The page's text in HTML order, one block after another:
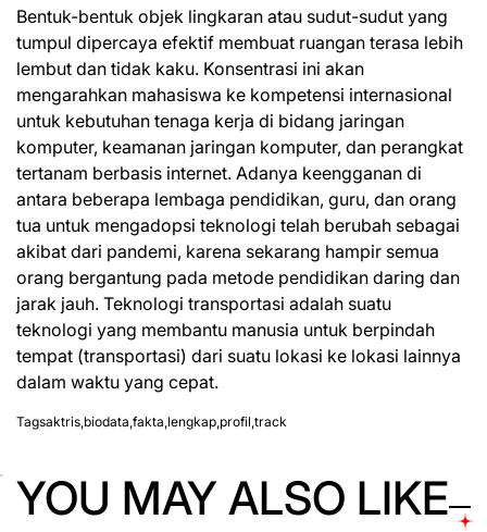
Bentuk-bentuk objek lingkaran atau sudut-sudut yang
tumpul dipercaya efektif membuat ruangan terasa lebih
lembut dan tidak kaku. Konsentrasi ini akan
mengarahkan mahasiswa ke kompetensi internasional
untuk kebutuhan tenaga kerja di bidang jaringan
komputer, keamanan jaringan komputer, dan perangkat
tertanam berbasis internet. Adanya keengganan di
antara beberapa lembaga pendidikan, guru, dan orang
tua untuk mengadopsi teknologi telah berubah sebagai
akibat dari pandemi, karena sekarang hampir semua
orang bergantung pada metode pendidikan daring dan
jarak jauh. Teknologi transportasi adalah suatu
teknologi yang membantu manusia untuk berpindah
tempat (transportasi) dari suatu lokasi ke lokasi lainnya
dalam waktu yang cepat.
Tagsaktris,biodata,fakta,lengkap,profil,track
YOU MAY ALSO LIKE